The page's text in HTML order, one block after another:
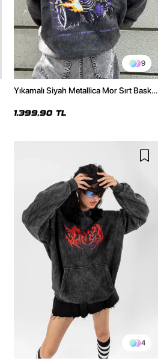
9
Yıkamalı Siyah Metallica Mor Sırt Baskılı
1.399,90 TL
4